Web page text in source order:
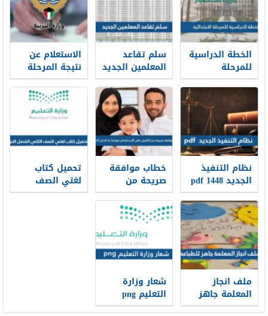
الخطة الدراسية
للمرحلة
الابتدائية 1448
سلم تقاعد
المعلمين الجديد
1448
الاستعلام عن
نتيجة المرحلة
المتوسطة
بالرقم المدني
في الكويت
نظام التنفيذ
الجديد 1448 pdf
خطاب موافقة
صريحة من
الكفيل على
الإستقدام
موضحاً به الدخل
الشهري 1448
تحميل كتاب
لغتي الصف
الثاني الفصل
ملف انجاز
المعلمة جاهز
للطباعه 1448
شعار وزارة
التعليم png
الجديد 1448